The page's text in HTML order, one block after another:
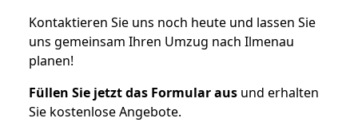
Kontaktieren Sie uns noch heute und lassen Sie
uns gemeinsam Ihren Umzug nach Ilmenau
planen!
Füllen Sie jetzt das Formular aus und erhalten
Sie kostenlose Angebote.